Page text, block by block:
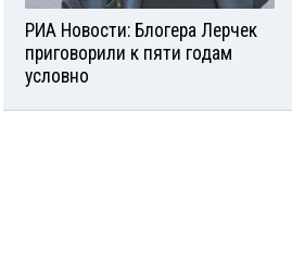
РИА Новости: Блогера Лерчек
приговорили к пяти годам
условно